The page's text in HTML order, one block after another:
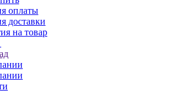
оплаты
доставки
на товар